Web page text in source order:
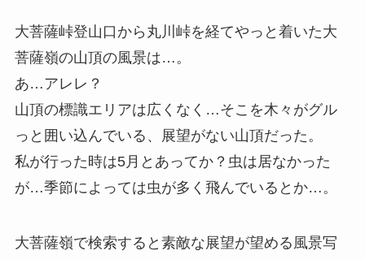
大菩薩峠登山口から丸川峠を経てやっと着いた大
菩薩嶺の山頂の風景は…。
あ…アレレ？
山頂の標識エリアは広くなく…そこを木々がグル
っと囲い込んでいる、
展望がない山頂だった。
私が行った時は5月とあってか？虫は居なかった
が…季節によっては虫が多く飛んでいるとか…。
大菩薩嶺で検索すると素敵な展望が望める風景写